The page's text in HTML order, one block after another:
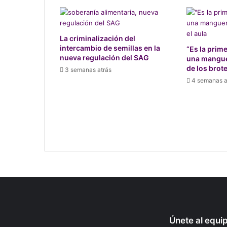
La criminalización del
intercambio de semillas en la
nueva regulación del SAG
3 semanas atrás
“Es la
una
de los
4 semanas
Únete al